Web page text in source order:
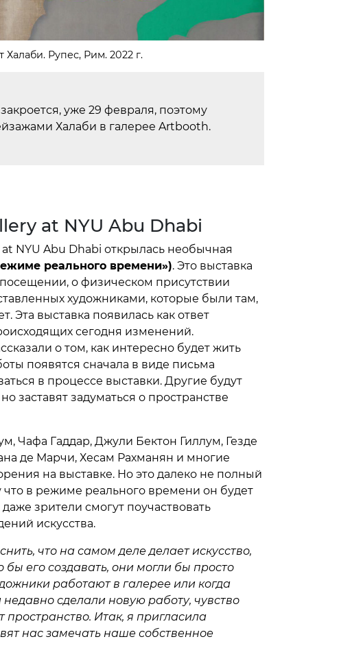
Халаби. Рупес, Рим. 2022 г.
уже 29 февраля, поэтому
Халаби в галерее Artbooth.
at NYU Abu Dhabi
NYU Abu Dhabi открылась необычная
реального времени»). Это выставка
о физическом присутствии
художниками, которые были там,
Эта выставка появилась как ответ
сегодня изменений.
о том, как интересно будет жить
появятся сначала в виде письма
в процессе выставки. Другие будут
заставят задуматься о пространстве
Чафа Гаддар, Джули Бектон Гиллум, Гезде
де Марчи, Хесам Рахманян и многие
на выставке. Но это далеко не полный
что в режиме реального времени он будет
зрители смогут поучаствовать
искусства.
что на самом деле делает искусство,
его создавать, они могли бы просто
работают в галерее или когда
недавно сделали новую работу, чувство
пространство. Итак, я пригласила
нас замечать наше собственное